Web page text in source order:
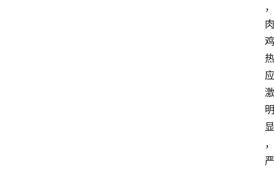
，
肉
鸡
热
应
激
明
显
，
严